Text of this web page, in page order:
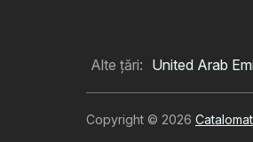
Alte țări: United Arab
Copyright © 2026